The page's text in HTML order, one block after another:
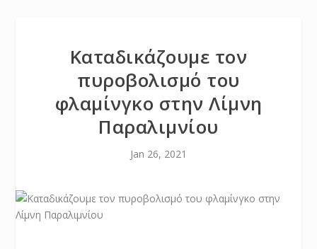
Καταδικάζουμε τον
πυροβολισμό του
φλαμίνγκο στην Λίμνη
Παραλιμνίου
Jan 26, 2021